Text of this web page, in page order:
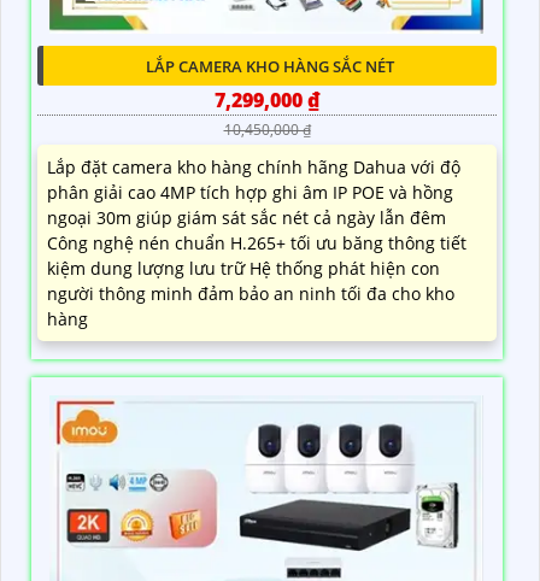
LẮP CAMERA KHO HÀNG SẮC NÉT
7,299,000 ₫
10,450,000 ₫
Lắp đặt camera kho hàng chính hãng Dahua với độ
phân giải cao 4MP tích hợp ghi âm IP POE và hồng
ngoại 30m giúp giám sát sắc nét cả ngày lẫn đêm
Công nghệ nén chuẩn H.265+ tối ưu băng thông tiết
kiệm dung lượng lưu trữ Hệ thống phát hiện con
người thông minh đảm bảo an ninh tối đa cho kho
hàng